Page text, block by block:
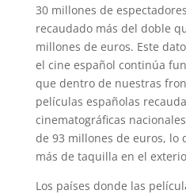
30 millones de
recaudado más del doble
millones de euros. Este
el cine español continúa
que dentro de nuestras
películas españolas
cinematográficas
de 93 millones de euros, lo
más de taquilla en el
Los países donde las